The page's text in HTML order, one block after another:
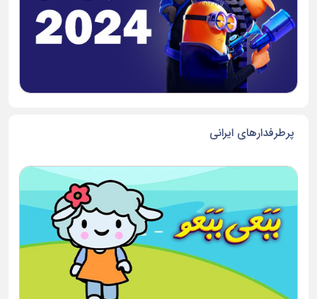
پرطرفدارهای ایرانی